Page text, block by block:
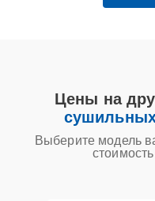
Цены на
Выберите модель